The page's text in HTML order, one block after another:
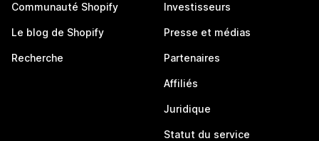
Communauté Shopify
Le blog de Shopify
Recherche
Investisseurs
Presse et médias
Partenaires
Affiliés
Juridique
Statut du service